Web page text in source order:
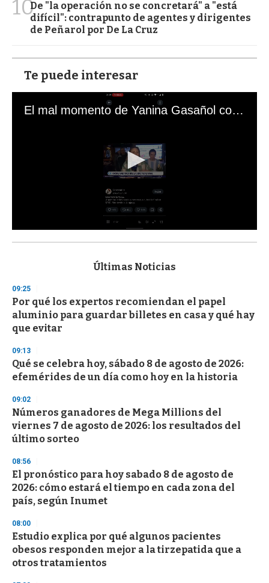
10De "la operación no se concretará" a "está
difícil": contrapunto de agentes y dirigentes
de Peñarol por De La Cruz
Te puede interesar
El mal momento de Yanina Gasañol con un hincha argentino en "Subrayado"
s
d
s
o
f
3
s
e
c
o
d
s
Últimas Noticias
09:25
Por qué los expertos recomiendan el papel
aluminio para guardar billetes en casa y qué hay
que evitar
09:13
Qué se celebra hoy, sábado 8 de agosto de 2026:
efemérides de un día como hoy en la historia
09:02
Números ganadores de Mega Millions del
viernes 7 de agosto de 2026: los resultados del
último sorteo
08:56
El pronóstico para hoy sabado 8 de agosto de
2026: cómo estará el tiempo en cada zona del
país, según Inumet
08:00
Estudio explica por qué algunos pacientes
obesos responden mejor a la tirzepatida que a
otros tratamientos